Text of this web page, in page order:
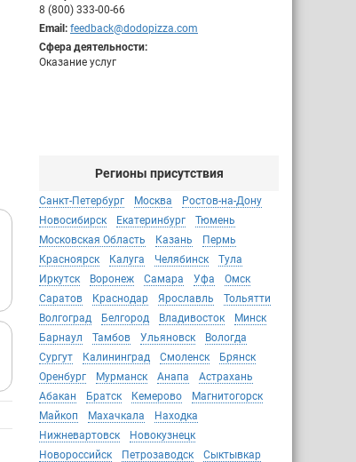
8 (800) 333-00-66
Email: feedback@dodopizza.com
Сфера деятельности:
Оказание услуг
Регионы присутствия
Санкт-Петербург Москва
Ростов-на-Дону
Новосибирск
Екатеринбург
Тюмень
Московская Область
Казань
Пермь
Красноярск
Калуга Челябинск
Тула
Иркутск
Воронеж Самара Уфа
Омск
Саратов
Краснодар Ярославль
Тольятти
Волгоград
Белгород Владивосток
Минск
Барнаул
Тамбов Ульяновск
Вологда
Сургут
Калининград Смоленск
Брянск
Оренбург
Мурманск Анапа
Астрахань
Абакан
Братск Кемерово
Магнитогорск
Майкоп
Махачкала
Находка
Нижневартовск
Новокузнецк
Новороссийск
Петрозаводск
Сыктывкар